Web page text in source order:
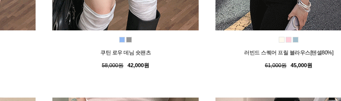
쿠틴 로우 데님 숏팬츠
58,000원 42,000원
러빈드 스퀘어 프릴 블라우스[텐셀80%]
61,000원 45,000원